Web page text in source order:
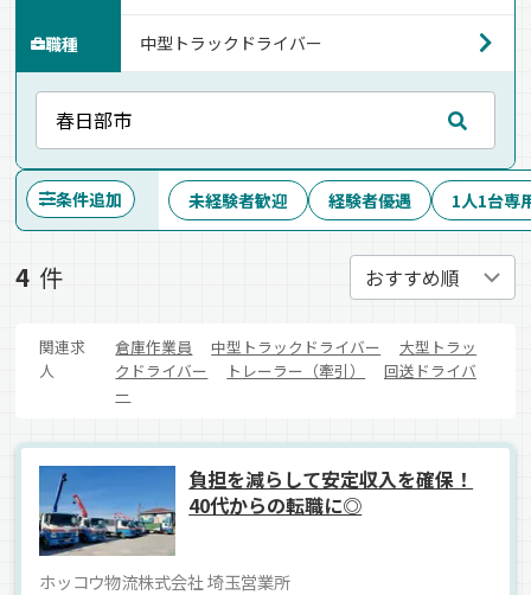
職種
条件追加 未経験者歓迎 経験者優遇 1人1台専
4 件
関連求
人
倉庫作業員 中型トラックドライバー
大型トラッ
クドライバー
トレーラー（牽引）
回送ドライバ
ー
負担を減らして安定収入を確保！
40代からの転職に◎
ホッコウ物流株式会社 埼玉営業所